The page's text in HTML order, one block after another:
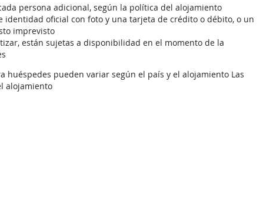
persona adicional, según la política del alojamiento
oficial con foto y una tarjeta de crédito o débito, o un
imprevisto
están sujetas a disponibilidad en el momento de la
huéspedes pueden variar según el país y el alojamiento Las
alojamiento